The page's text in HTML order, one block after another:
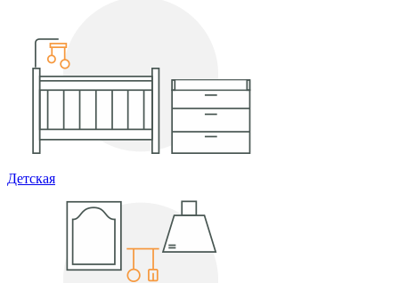
Детская